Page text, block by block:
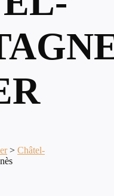
> Châtel-